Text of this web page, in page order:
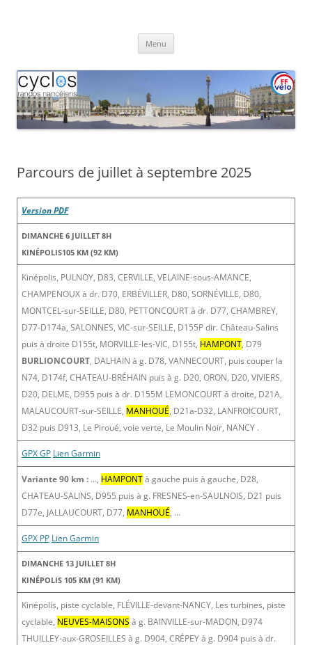
Menu
Parcours de juillet à septembre 2025
Version PDF
DIMANCHE 6 JUILLET 8H
KINÉPOLIS105 KM (92 KM)
Kinépolis, PULNOY, D83, CERVILLE, VELAINE-sous-AMANCE,
CHAMPENOUX à dr. D70, ERBÉVILLER, D80, SORNÉVILLE, D80,
MONTCEL-sur-SEILLE, D80, PETTONCOURT à dr. D77, CHAMBREY,
D77-D174a, SALONNES, VIC-sur-SEILLE, D155P dir. Château-Salins
puis à droite D155t, MORVILLE-les-VIC, D155t, HAMPONT, D79
BURLIONCOURT, DALHAIN à g. D78, VANNECOURT, puis couper la
N74, D174f, CHATEAU-BRÉHAIN puis à g. D20, ORON, D20, VIVIERS,
D20, DELME, D955 puis à dr. D155M LEMONCOURT à droite, D21A,
MALAUCOURT-sur-SEILLE, MANHOUÉ, D21a-D32, LANFROICOURT,
D32 puis D913, Le Piroué, voie verte, Le Moulin Noir, NANCY .
GPX GP Lien Garmin
Variante 90 km : …, HAMPONTà gauche puis à gauche, D28,
CHATEAU-SALINS, D955 puis à g. FRESNES-en-SAULNOIS, D21 puis
D77e, JALLAUCOURT, D77, MANHOUÉ, …
GPX PP Lien Garmin
DIMANCHE 13 JUILLET 8H
KINÉPOLIS 105 KM (91 KM)
Kinépolis, piste cyclable, FLÉVILLE-devant-NANCY, Les turbines, piste
cyclable, NEUVES-MAISONS à g. BAINVILLE-sur-MADON, D974
THUILLEY-aux-GROSEILLES à g. D904, CRÉPEY à g. D904 puis à dr.